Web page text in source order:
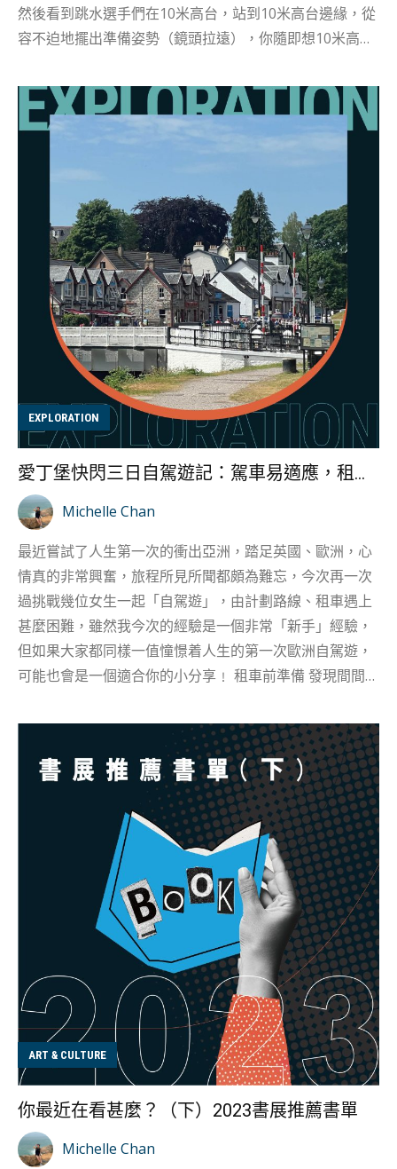
然後看到跳水選手們在10米高台，站到10米高台邊緣，從
容不迫地擺出準備姿勢（鏡頭拉遠），你隨即想10米高台
時候，我們對於看似困難、挑戰性的活動，即使有多想
試，但基於恐懼，我們都可以選擇避免或拖延﹗對於今次
BBOLD「敢」性挑戰，有咩驅使畏高的試玩專員Kylie，
作嘅熱誠呀﹗」我們邀請Kylie作為試玩專員，就是知道她
愛水上運動、愛瑜伽、愛自潛、滑浪，但是Kylie怎樣也沒
想到第一項要拍攝的挑戰性水上運動動，巧恰就是她最不
擅長、甚至是害怕程度「高台跳水」，而獲得這個機會的
Kylie，不但沒有提出找另一位試玩專員嘗試，反而選擇親
身上陣，克服這個挑戰﹗﹗ 在試玩過程，Kylie輕鬆完成拉
筋環節，並在地面（零米）試跳，練習預備姿勢與入水動
作，完全難不到膽子大的她，還一臉輕鬆。轉眼來到一米
台，第一次試跳一米，沒有太多內心掙扎便跳到池中，雖
然動作生疏，但很快便第二次再調整姿勢再次嘗試，而動
作調整後，第二次水花明顯少很多。隨即又在一米台試了
多一種跳水形式，跑動［助跑］跳水（running dive），
看起來信心滿滿﹗ 3米與5米跳台的距離 不過信心滿滿的
她，好快就被3米跳台與5米台的挑戰，直到她走到跳台邊
向下望，緊張與擔心讓畏高的她心底升起恐懼感，就連教
練問Kylie問題，反應也慢半拍，變得猶豫不決了。 因為隨
高度改變，跳水動作難度也隨之而增加，每次身體承受的
衝擊感覺也會更強烈大難日月跳水動作更加講究，才可以
有效...
EXPLORATION
愛丁堡快閃三日自駕遊記：駕車易適應，租車最頭痕？
Michelle Chan
最近嘗試了人生第一次的衝出亞洲，踏足英國、歐洲，心
情真的非常興奮，旅程所見所聞都頗為難忘，今次再一次
過挑戰幾位女生一起「自駕遊」，由計劃路線、租車遇上
甚麼困難，雖然我今次的經驗是一個非常「新手」經驗，
但如果大家都同樣一值憧憬着人生的第一次歐洲自駕遊，
可能也會是一個適合你的小分享﹗ 租車前準備 發現間間負
次﹗做租車資料搜集時，了解到主要租車公司分別有
Avis、Europcar、Sixt、hertz、enterprice等等，大家除
了可以在租車公司官網搜尋，亦有不少租車平台讓你比較
價錢，例如有Rental Car、Klook、expedia、agoda、
Trip.com等等。 挑選時，我們都已「取車地點」位為先決
條件，記得還要衡量大家的行李數量，選擇相應的車款，
而今次我們就選擇了中小型的SUV座駕為目標。不過選擇
用哪一家租車公司時，同樣有選擇困難症，當時嘗試比較
各大租車公司時，最頭痛的狀況，就是發現即使最最大型
連鎖的租車公司，都有香港人聲稱曾經「中伏」，搜尋英
文Review時，評分更是讓我感到非常擔心（頭痛的我）。
在幾乎所以租車評分公司都介乎於 2.7-3.4分左右，客觀來
說作為新手也很難不擔心，不過車還是要租的，與其嘗試
其他小型租車公司，既然最大型的幾家租車公司都總有負
評，總不能不租吧，我們還是抱着賭一賭的心嘗試，然後
就面對另一個問題：波箱類型，英國這邊大部分的車款都
是棍波，自動波車款相對罕有，選擇較少價錢都較貴，但
由於我們三位女生都是較熟悉自動波，當然最保守也是要
ART & CULTURE
你最近在看甚麼？（下）2023書展推薦書單
Michelle Chan